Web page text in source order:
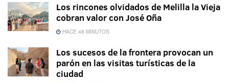
Los rincones olvidados de Melilla la Vieja
cobran valor con José Oña
HACE 48 MINUTOS
Los sucesos de la frontera provocan un
parón en las visitas turísticas de la
ciudad